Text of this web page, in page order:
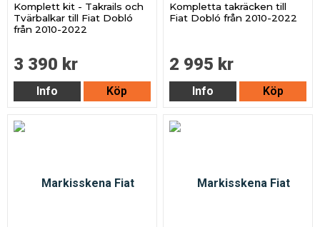
Komplett kit - Takrails och
Tvärbalkar till Fiat Dobló
från 2010-2022
3 390 kr
Info Köp
Kompletta takräcken till
Fiat Dobló från 2010-2022
2 995 kr
Info Köp